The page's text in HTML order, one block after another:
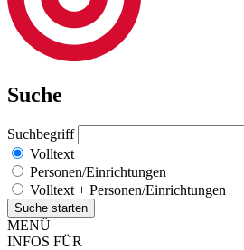
Suche
Suchbegriff
Volltext
Personen/Einrichtungen
Volltext + Personen/Einrichtungen
MENÜ
INFOS FÜR